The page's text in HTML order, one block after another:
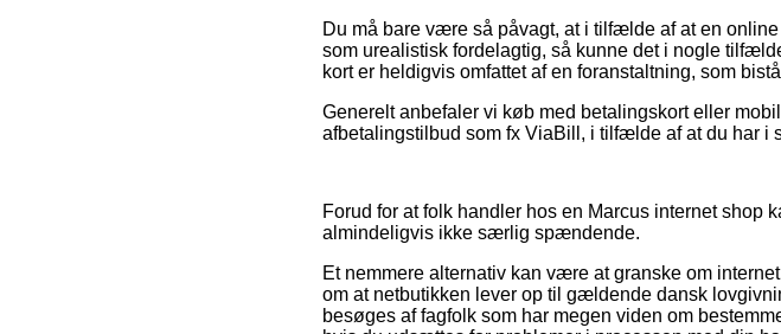
Du må bare være så påvagt, at i tilfælde af at en
som urealistisk fordelagtig, så kunne det i nogle
kort er heldigvis omfattet af en foranstaltning, som
Generelt anbefaler vi køb med betalingskort eller
afbetalingstilbud som fx ViaBill, i tilfælde af at du har i
Forud for at folk handler hos en Marcus internet shop
almindeligvis ikke særlig spændende.
Et nemmere alternativ kan være at granske om
om at netbutikken lever op til gældende dansk
besøges af fagfolk som har megen viden om